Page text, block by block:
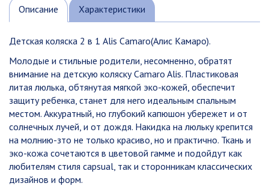
Описание Характеристики
Детская коляска 2 в 1 Alis Camaro(Алис Камаро).
Молодые и стильные родители, несомненно, обратят
внимание на детскую коляску Camaro Alis. Пластиковая
литая люлька, обтянутая мягкой эко-кожей, обеспечит
защиту ребенка, станет для него идеальным спальным
местом. Аккуратный, но глубокий капюшон убережет и от
солнечных лучей, и от дождя. Накидка на люльку крепится
на молнию-зто не только красиво, но и практично. Ткань и
эко-кожа сочетаются в цветовой гамме и подойдут как
любителям стиля capsual, так и сторонникам классических
дизайнов и форм.